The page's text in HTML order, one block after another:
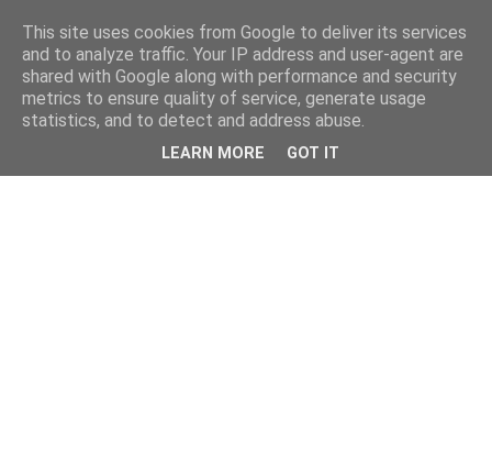
This site uses cookies from Google to deliver its services
and to analyze traffic. Your IP address and user-agent are
shared with Google along with performance and security
metrics to ensure quality of service, generate usage
statistics, and to detect and address abuse.
LEARN MORE GOT IT